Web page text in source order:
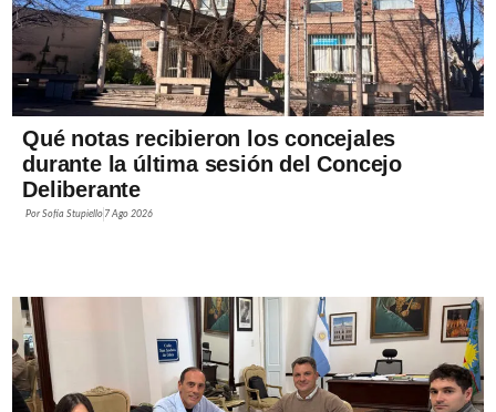
Qué notas recibieron los concejales
durante la última sesión del Concejo
Deliberante
PorSofía Stupiello 7 Ago 2026